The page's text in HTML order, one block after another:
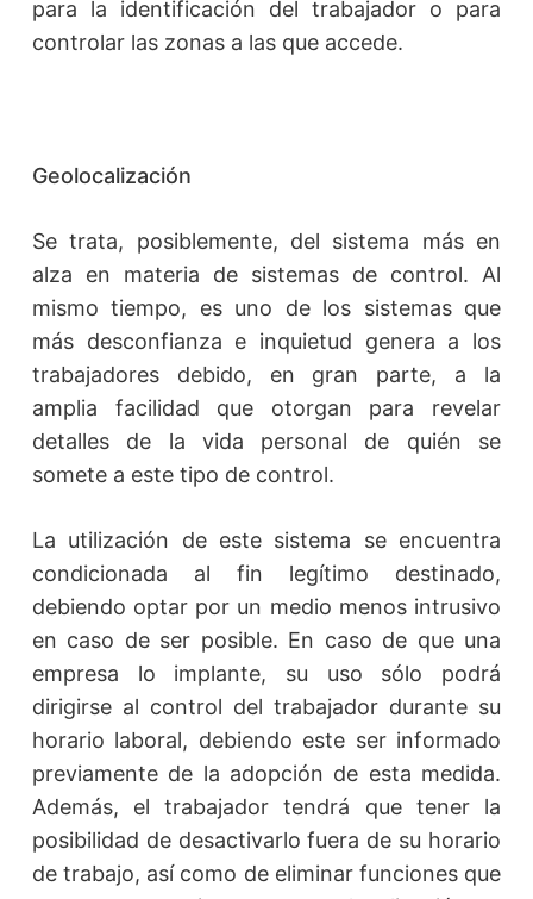
para la identificación del trabajador o para
controlar las zonas a las que accede.
Geolocalización
Se trata, posiblemente, del sistema más en
alza en materia de sistemas de control. Al
mismo tiempo, es uno de los sistemas que
más desconfianza e inquietud genera a los
trabajadores debido, en gran parte, a la
amplia facilidad que otorgan para revelar
detalles de la vida personal de quién se
somete a este tipo de control.
La utilización de este sistema se encuentra
condicionada al fin legítimo destinado,
debiendo optar por un medio menos intrusivo
en caso de ser posible. En caso de que una
empresa lo implante, su uso sólo podrá
dirigirse al control del trabajador durante su
horario laboral, debiendo este ser informado
previamente de la adopción de esta medida.
Además, el trabajador tendrá que tener la
posibilidad de desactivarlo fuera de su horario
de trabajo, así como de eliminar funciones que